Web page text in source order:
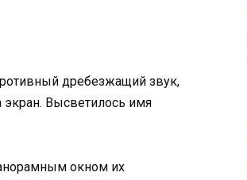
дребезжащий звук,
экран. Высветилось имя
окном их